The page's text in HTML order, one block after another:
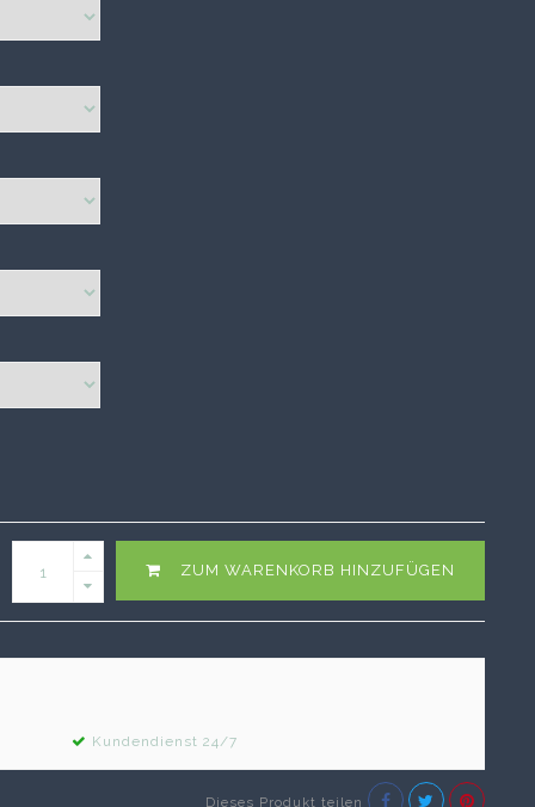
ZUM WARENKORB HINZUFÜGEN
Kundendienst 24/7
Dieses Produkt teilen